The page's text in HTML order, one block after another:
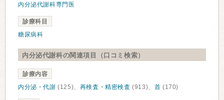
内分泌代謝科専門医
診療科目
糖尿病科
内分泌代謝科の関連項目（口コミ検索）
診療内容
内分泌・代謝 (125)、 再検査・精密検査 (913)、 首 (170)